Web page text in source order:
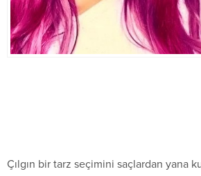
Çılgın bir tarz seçimini saçlardan yana